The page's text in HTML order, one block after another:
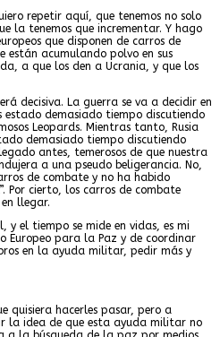
repetir aquí, que tenemos no solo
la tenemos que incrementar. Y hago
que disponen de carros de
están acumulando polvo en sus
a que los den a Ucrania, y que los
decisiva. La guerra se va a decidir en
estado demasiado tiempo discutiendo
Leopards. Mientras tanto, Rusia
demasiado tiempo discutiendo
antes, temerosos de que nuestra
a una pseudo beligerancia. No,
de combate y no ha habido
Por cierto, los carros de combate
llegar.
y el tiempo se mide en vidas, es mi
Europeo para la Paz y de coordinar
en la ayuda militar, pedir más y
quisiera hacerles pasar, pero a
la idea de que esta ayuda militar no